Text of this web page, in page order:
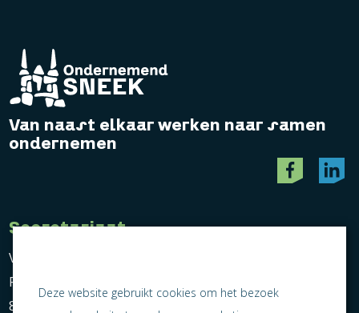
Van naast elkaar werken naar samen
ondernemen
Secretariaat
Vereniging Ondernemend Sneek
Postbus 464
8600 AL Sneek
Deze website gebruikt cookies om het bezoek